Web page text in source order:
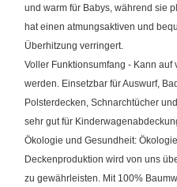
und warm für Babys, während sie
hat einen atmungsaktiven und
Überhitzung verringert.
Voller Funktionsumfang - Kann
werden. Einsetzbar für Auswurf,
Polsterdecken, Schnarchtücher
sehr gut für
Ökologie und Gesundheit:
Deckenproduktion wird von uns
zu gewährleisten. Mit 100%